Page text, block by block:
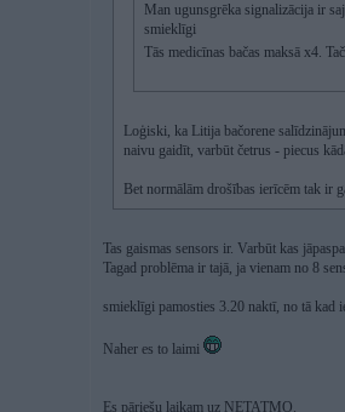
Man ugunsgrēka signalizācija ir
smieklīgi
Tās medicīnas bačas maksā x4.
Loģiski, ka Litija bačorene
naivu gaidīt, varbūt četrus - piecus
Bet normālām drošības ierīcēm tak ir
Tas gaismas sensors ir. Varbūt kas
Tagad problēma ir tajā, ja vienam no 8
smieklīgi pamosties 3.20 naktī, no tā kad
Naher es to laimi
Es pāriešu laikam uz NETATMO.